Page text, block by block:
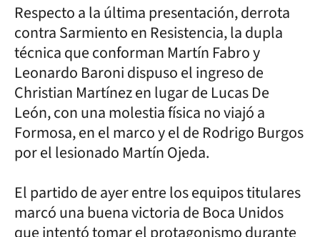
Respecto a la última presentación, derrota
contra Sarmiento en Resistencia, la dupla
técnica que conforman Martín Fabro y
Leonardo Baroni dispuso el ingreso de
Christian Martínez en lugar de Lucas De
León, con una molestia física no viajó a
Formosa, en el marco y el de Rodrigo Burgos
por el lesionado Martín Ojeda.
El partido de ayer entre los equipos titulares
marcó una buena victoria de Boca Unidos